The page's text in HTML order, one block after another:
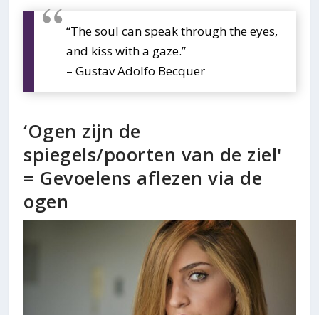
“The soul can speak through the eyes,
and kiss with a gaze.”
– Gustav Adolfo Becquer
‘Ogen zijn de
spiegels/poorten van de ziel'
= Gevoelens aflezen via de
ogen